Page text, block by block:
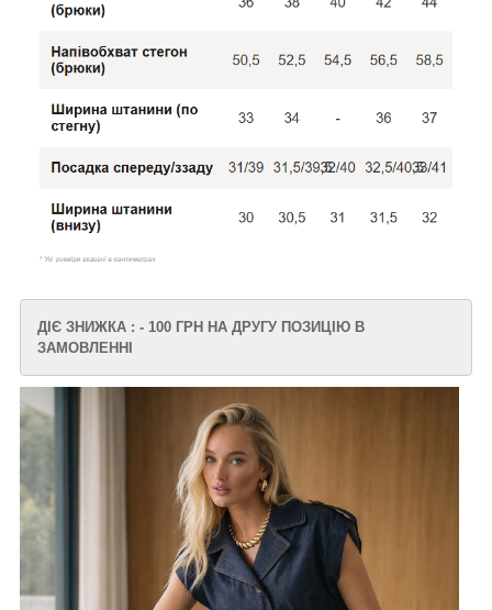
ДІЄ ЗНИЖКА : - 100 ГРН НА ДРУГУ ПОЗИЦІЮ В
ЗАМОВЛЕННІ